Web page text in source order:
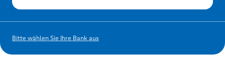
Bitte wählen Sie Ihre Bank aus